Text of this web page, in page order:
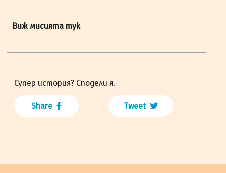
Виж мисията тук
Супер история? Сподели я.
Share Tweet